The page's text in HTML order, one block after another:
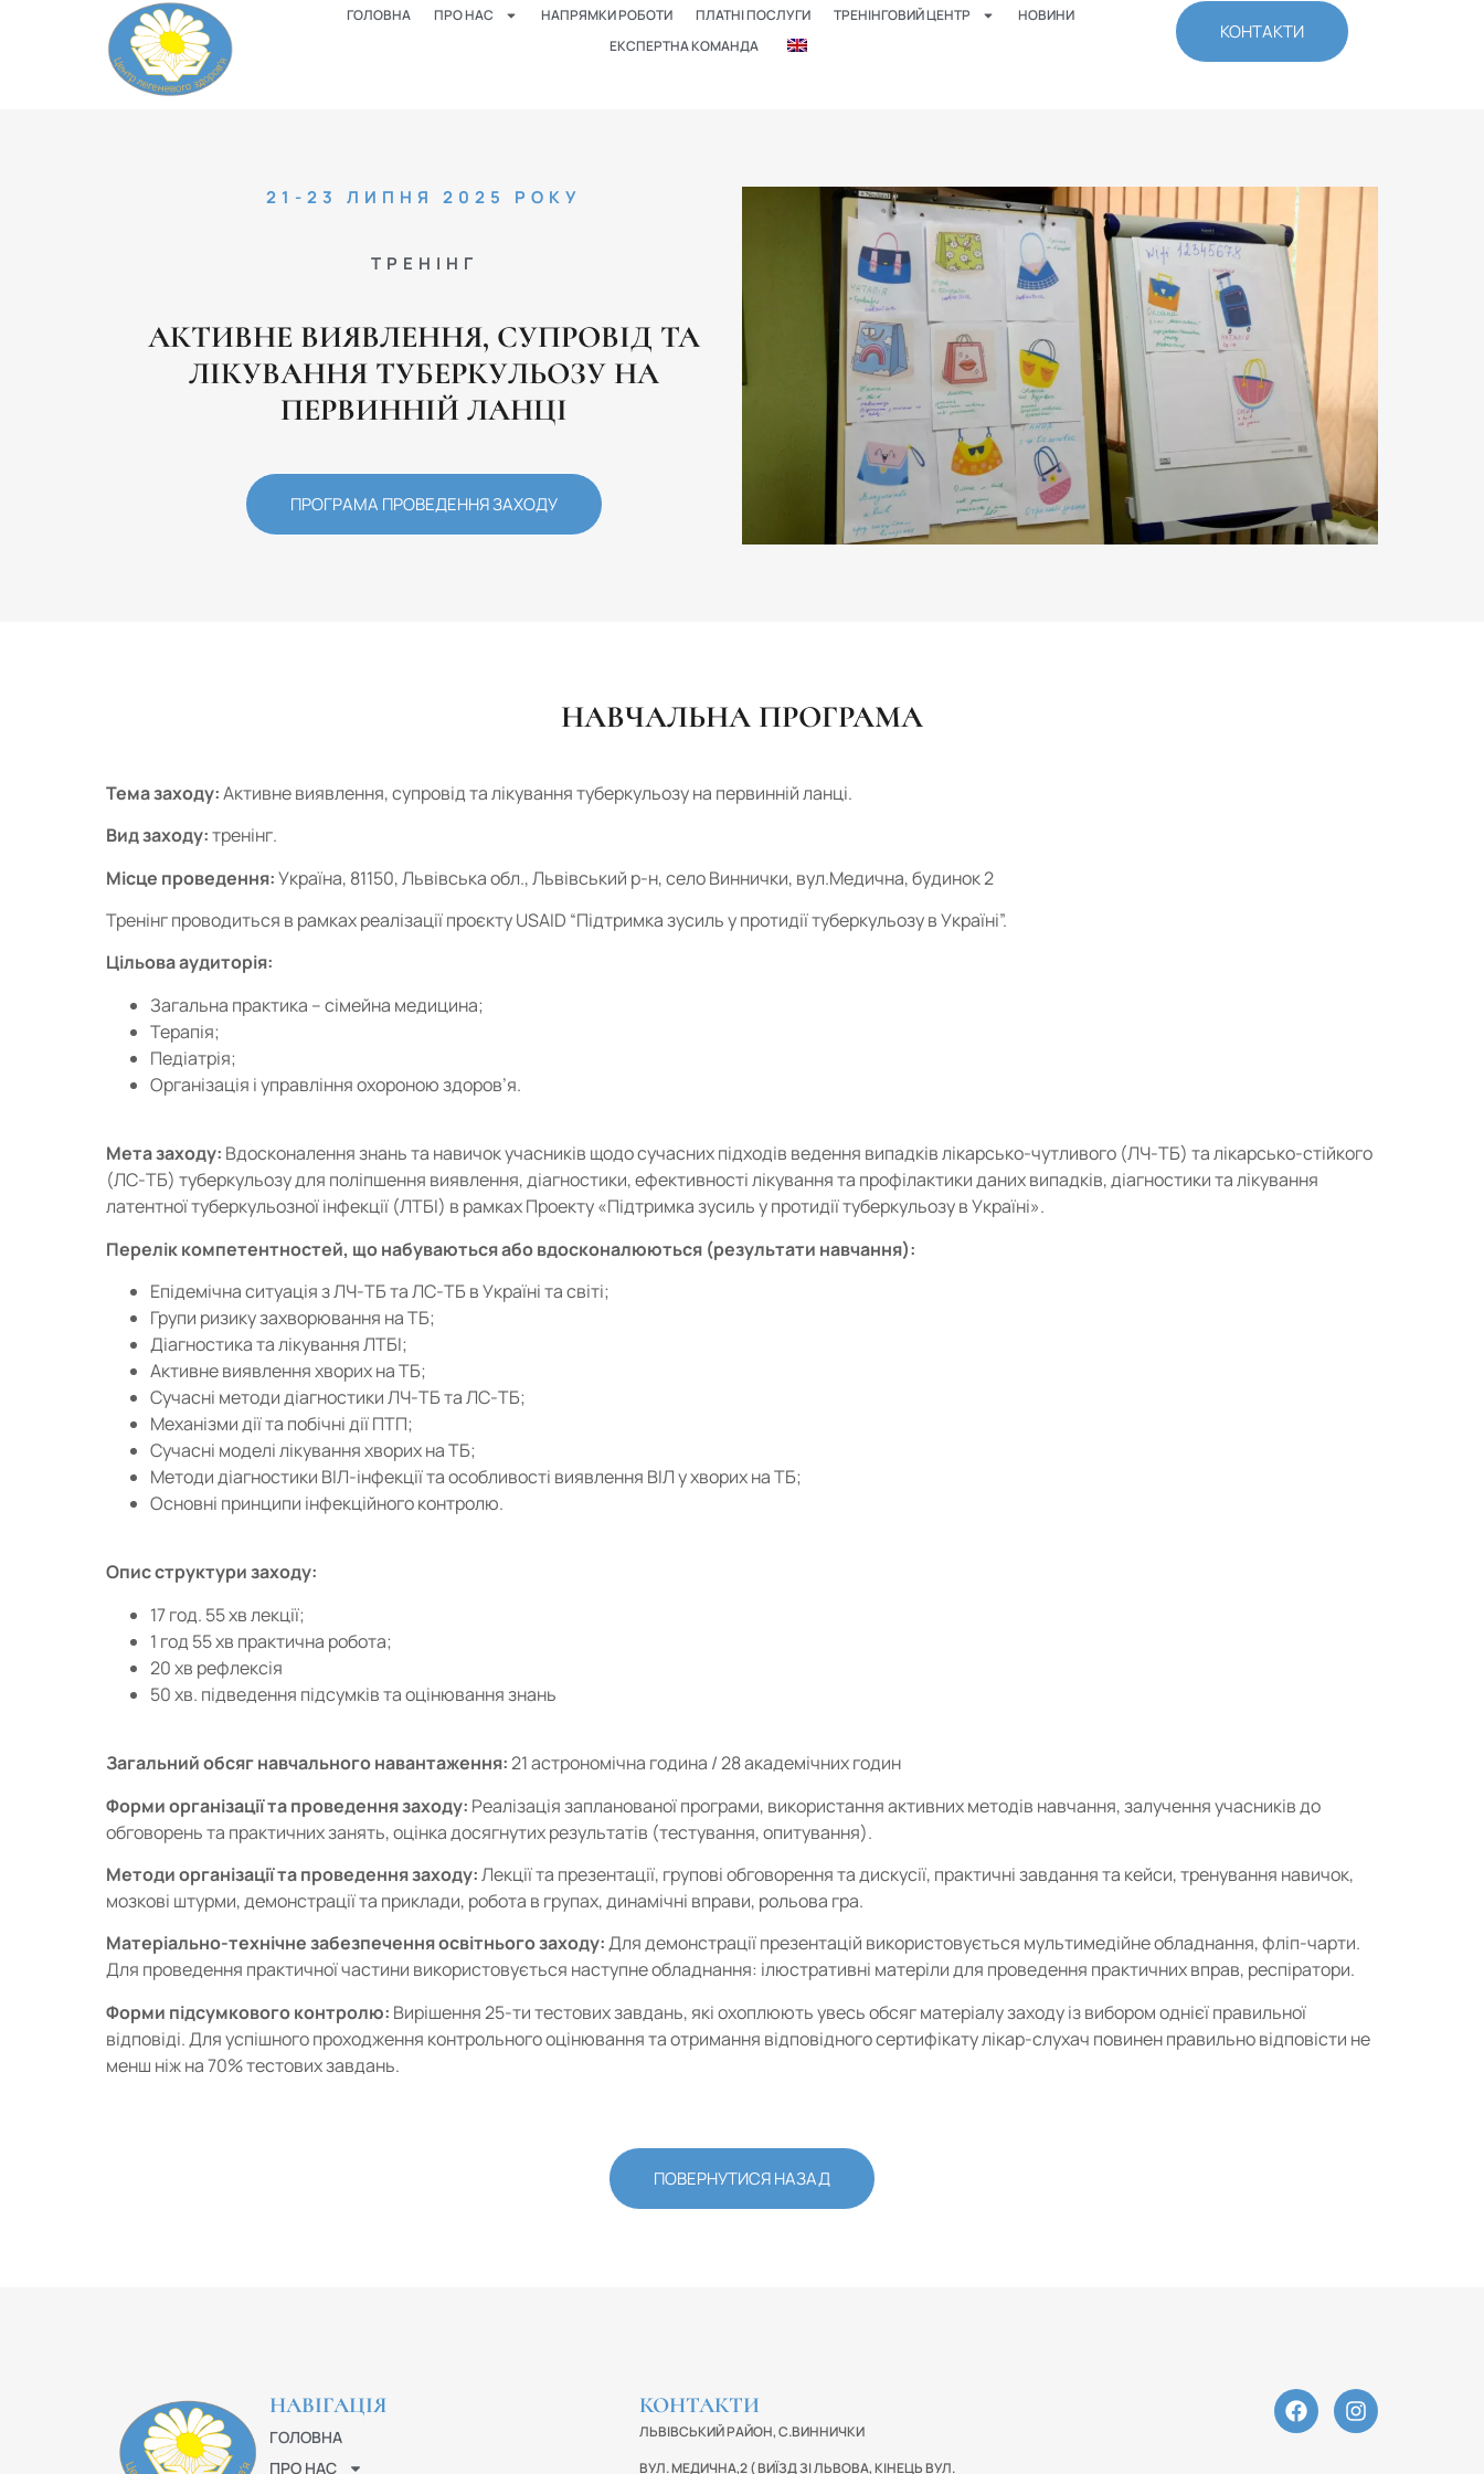
ГОЛОВНА ПРО НАС НАПРЯМКИ РОБОТИ ПЛАТНІ ПОСЛУГИ ТРЕНІНГОВИЙ ЦЕНТР
НОВИНИ
ЕКСПЕРТНА КОМАНДА
КОНТАКТИ
21-23 ЛИПНЯ 2025 РОКУ
ТРЕНІНГ
АКТИВНЕ ВИЯВЛЕННЯ, СУПРОВІД ТА
ЛІКУВАННЯ ТУБЕРКУЛЬОЗУ НА
ПЕРВИННІЙ ЛАНЦІ
ПРОГРАМА ПРОВЕДЕННЯ ЗАХОДУ
НАВЧАЛЬНА ПРОГРАМА
Тема заходу:Активне виявлення, супровід та лікування туберкульозу на первинній ланці.
Вид заходу:тренінг.
Місце проведення:Україна, 81150, Львівська обл., Львівський р-н, село Виннички, вул.Медична, будинок 2
Тренінг проводиться в рамках реалізації проєкту USAID “Підтримка зусиль у протидії туберкульозу в Україні”.
Цільова аудиторія:
Загальна практика – сімейна медицина;
Терапія;
Педіатрія;
Організація і управління охороною здоров’я.
Мета заходу: Вдосконалення знань та навичок учасників щодо сучасних підходів ведення випадків лікарсько-чутливого (ЛЧ-ТБ) та лікарсько-стійкого
(ЛС-ТБ) туберкульозу для поліпшення виявлення, діагностики, ефективності лікування та профілактики даних випадків, діагностики та лікування
латентної туберкульозної інфекції (ЛТБІ) в рамках Проекту «Підтримка зусиль у протидії туберкульозу в Україні».
Перелік компетентностей, що набуваються або вдосконалюються (результати навчання):
Епідемічна ситуація з ЛЧ-ТБ та ЛС-ТБ в Україні та світі;
Групи ризику захворювання на ТБ;
Діагностика та лікування ЛТБІ;
Активне виявлення хворих на ТБ;
Сучасні методи діагностики ЛЧ-ТБ та ЛС-ТБ;
Механізми дії та побічні дії ПТП;
Сучасні моделі лікування хворих на ТБ;
Методи діагностики ВІЛ-інфекції та особливості виявлення ВІЛ у хворих на ТБ;
Основні принципи інфекційного контролю.
Опис структури заходу:
17 год. 55 хв лекції;
1 год 55 хв практична робота;
20 хв рефлексія
50 хв. підведення підсумків та оцінювання знань
Загальний обсяг навчального навантаження:21 астрономічна година / 28 академічних годин
Форми організації та проведення заходу: Реалізація запланованої програми, використання активних методів навчання, залучення учасників до
обговорень та практичних занять, оцінка досягнутих результатів (тестування, опитування).
Методи організації та проведення заходу:Лекції та презентації, групові обговорення та дискусії, практичні завдання та кейси, тренування навичок,
мозкові штурми, демонстрації та приклади, робота в групах, динамічні вправи, рольова гра.
Матеріально-технічне забезпечення освітнього заходу:Для демонстрації презентацій використовується мультимедійне обладнання, фліп-чарти.
Для проведення практичної частини використовується наступне обладнання: ілюстративні матеріли для проведення практичних вправ, респіратори.
Форми підсумкового контролю: Вирішення 25-ти тестових завдань, які охоплюють увесь обсяг матеріалу заходу із вибором однієї правильної
відповіді. Для успішного проходження контрольного оцінювання та отримання відповідного сертифікату лікар-слухач повинен правильно відповісти не
менш ніж на 70% тестових завдань.
ПОВЕРНУТИСЯ НАЗАД
НАВІГАЦІЯ
ГОЛОВНА
ПРО НАС
КОНТАКТИ
ЛЬВІВСЬКИЙ РАЙОН, С.ВИННИЧКИ
ВУЛ. МЕДИЧНА,2 ( ВИЇЗД ЗІ ЛЬВОВА, КІНЕЦЬ ВУЛ.